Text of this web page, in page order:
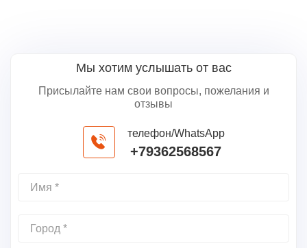
Мы хотим услышать от вас
Присылайте нам свои вопросы, пожелания и
отзывы
телефон/WhatsApp
+79362568567